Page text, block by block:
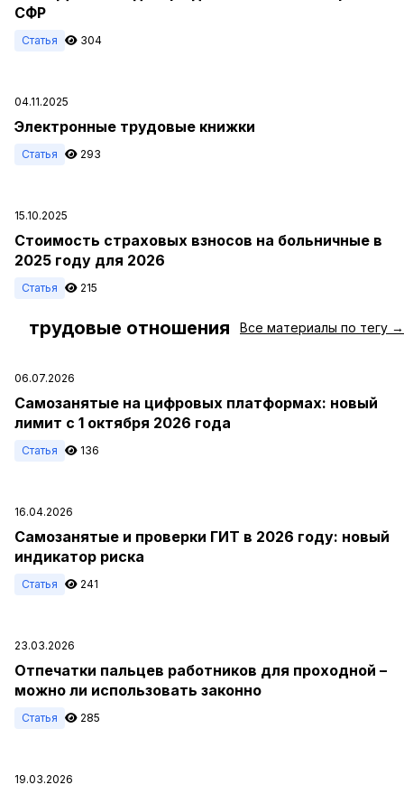
СФР
Статья 304
04.11.2025
Электронные трудовые книжки
Статья 293
15.10.2025
Стоимость страховых взносов на больничные в
2025 году для 2026
Статья 215
трудовые отношения Все материалы по тегу →
06.07.2026
Самозанятые на цифровых платформах: новый
лимит с 1 октября 2026 года
Статья 136
16.04.2026
Самозанятые и проверки ГИТ в 2026 году: новый
индикатор риска
Статья 241
23.03.2026
Отпечатки пальцев работников для проходной –
можно ли использовать законно
Статья 285
19.03.2026